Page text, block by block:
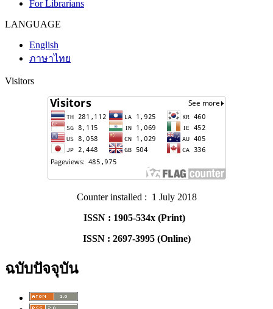
For Librarians
LANGUAGE
English
ภาษาไทย
Visitors
Counter installed : 1 July 2018
ISSN : 1905-534x (Print)
ISSN : 2697-3995 (Online)
ฉบับปัจจุบัน